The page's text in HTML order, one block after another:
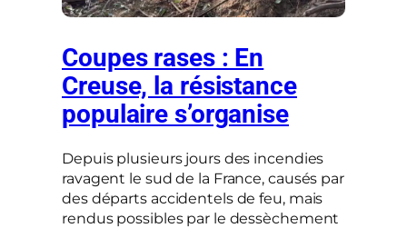
Coupes rases : En
Creuse, la résistance
populaire s’organise
Depuis plusieurs jours des incendies
ravagent le sud de la France, causés par
des départs accidentels de feu, mais
rendus possibles par le dessèchement